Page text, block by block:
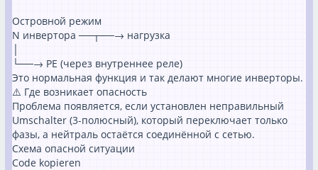
Островной режим
N инвертора ──┬──→ нагрузка
└──→ PE (через внутреннее реле)
Это нормальная функция и так делают многие инверторы.
⚠️ Где возникает опасность
Проблема появляется, если установлен неправильный
Umschalter (3-полюсный), который переключает только
фазы, а нейтраль остаётся соединённой с сетью.
Схема опасной ситуации
Code kopieren